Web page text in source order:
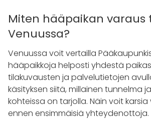
Miten hääpaikan varaus
Venuussa?
Venuussa voit vertailla
hääpaikkoja helposti yhdestä
tilakuvausten ja palvelutietojen
käsityksen siitä, millainen tunnelma
kohteissa on tarjolla. Näin voit
ennen ensimmäisiä yhteydenottoja.